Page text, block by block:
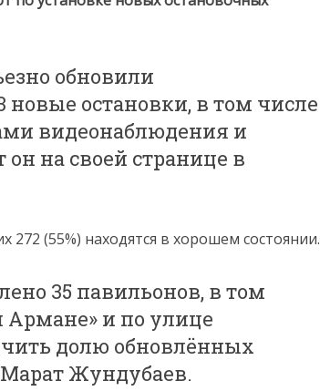
обновили
новые остановки, в том числе
видеонаблюдения и
на своей странице в
272 (55%) находятся в хорошем состоянии.
35 павильонов, в том
Армане» и по улице
долю обновлённых
Марат Жундубаев.